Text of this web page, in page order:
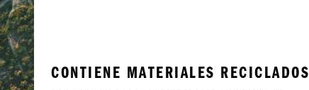
CONTIENE MATERIALES RECICLADOS